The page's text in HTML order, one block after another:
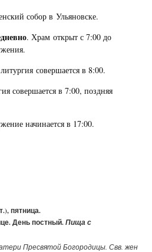
собор в Ульяновске.
. Храм открыт с 7:00 до
литургия совершается в 8:00.
совершается в 7:00, поздняя
начинается в 17:00.
пятница.
День постный.Пища с
Пресвятой Богородицы. Свв. жен